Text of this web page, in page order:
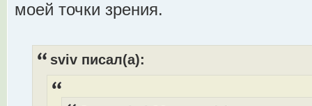
моей точки зрения.
sviv писал(а):